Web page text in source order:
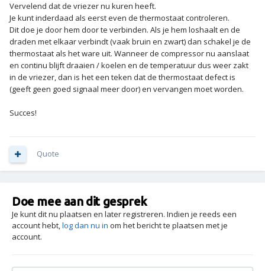
Vervelend dat de vriezer nu kuren heeft.
Je kunt inderdaad als eerst even de thermostaat controleren.
Dit doe je door hem door te verbinden. Als je hem loshaalt en de
draden met elkaar verbindt (vaak bruin en zwart) dan schakel je de
thermostaat als het ware uit. Wanneer de compressor nu aanslaat
en continu blijft draaien / koelen en de temperatuur dus weer zakt
in de vriezer, dan is het een teken dat de thermostaat defect is
(geeft geen goed signaal meer door) en vervangen moet worden.
Succes!
Quote
Doe mee aan dit gesprek
Je kunt dit nu plaatsen en later registreren. Indien je reeds een
account hebt,log dan nu in om het bericht te plaatsen met je
account.